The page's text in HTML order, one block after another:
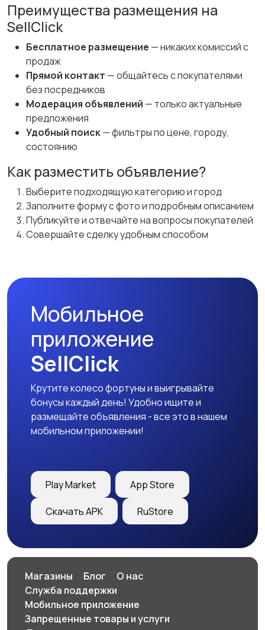
Преимущества размещения на
SellClick
Бесплатное размещение — никаких комиссий с
продаж
Прямой контакт — общайтесь с покупателями
без посредников
Модерация объявлений — только актуальные
предложения
Удобный поиск— фильтры по цене, городу,
состоянию
Как разместить объявление?
Выберите подходящую категорию и город
Заполните форму с фото и подробным описанием
Публикуйте и отвечайте на вопросы покупателей
Совершайте сделку удобным способом
Мобильное
приложение
SellClick
Крутите колесо фортуны и выигрывайте
бонусы каждый день! Удобно ищите и
размещайте объявления - все это в нашем
мобильном приложении!
Play Market App Store
Скачать APK RuStore
Магазины Блог
О нас
Служба поддержки
Мобильное приложение
Запрещенные товары и услуги